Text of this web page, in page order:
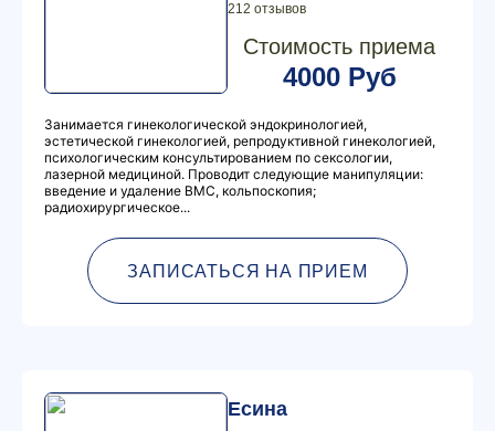
212 отзывов
Стоимость приема
4000 Руб
Занимается гинекологической эндокринологией,
эстетической гинекологией, репродуктивной гинекологией,
психологическим консультированием по сексологии,
лазерной медициной. Проводит следующие манипуляции:
введение и удаление ВМС, кольпоскопия;
радиохирургическое...
ЗАПИСАТЬСЯ НА ПРИЕМ
Есина